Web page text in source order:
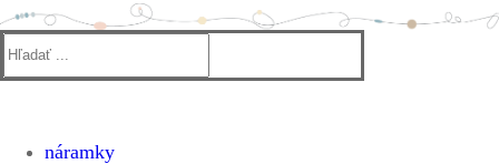
Hľadať:
náramky